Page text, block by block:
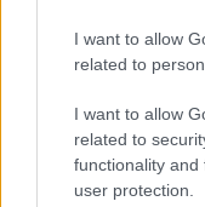
I want to allow
related to
I want to allow
related to
functionality
user protection.
eredményt.
Díjak,